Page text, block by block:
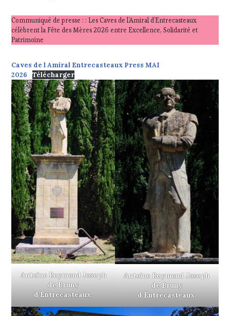
Communiqué de presse : : Les Caves de l’Amiral d’Entrecasteaux
célèbrent la Fête des Mères 2026 entre Excellence, Solidarité et
Patrimoine
Caves de l Amiral Entrecasteaux Press MAI
2026
Télécharger
Antoine Reymond Joseph
de Bruny
d’Entrecasteaux.
Antoine Reymond Joseph
de Bruny
d’Entrecasteaux.